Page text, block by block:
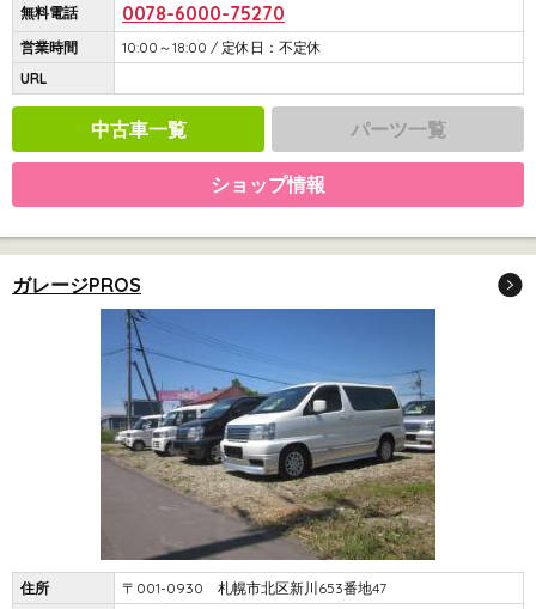
無料電話
0078-6000-75270
営業時間
10:00～18:00 / 定休日：不定休
URL
中古車一覧 パーツ一覧
ショップ情報
ガレージPROS
住所
〒001-0930 札幌市北区新川653番地47